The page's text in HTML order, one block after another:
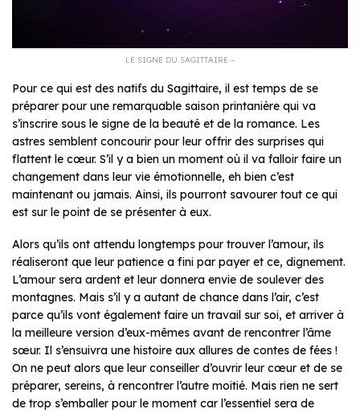
LE SIGNE DU SAGITTAIRE –
Pour ce qui est des natifs du Sagittaire, il est temps de se
préparer pour une remarquable saison printanière qui va
s’inscrire sous le signe de la beauté et de la romance. Les
astres semblent concourir pour leur offrir des surprises qui
flattent le cœur. S’il y a bien un moment où il va falloir faire un
changement dans leur vie émotionnelle, eh bien c’est
maintenant ou jamais. Ainsi, ils pourront savourer tout ce qui
est sur le point de se présenter à eux.
Alors qu’ils ont attendu longtemps pour trouver l’amour, ils
réaliseront que leur patience a fini par payer et ce, dignement.
L’amour sera ardent et leur donnera envie de soulever des
montagnes. Mais s’il y a autant de chance dans l’air, c’est
parce qu’ils vont également faire un travail sur soi, et arriver à
la meilleure version d’eux-mêmes avant de rencontrer l’âme
sœur. Il s’ensuivra une histoire aux allures de contes de fées !
On ne peut alors que leur conseiller d’ouvrir leur cœur et de se
préparer, sereins, à rencontrer l’autre moitié. Mais rien ne sert
de trop s’emballer pour le moment car l’essentiel sera de